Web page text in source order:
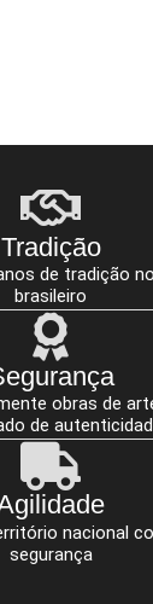
Tradição
de tradição
brasileiro
obras de
de
nacional
segurança